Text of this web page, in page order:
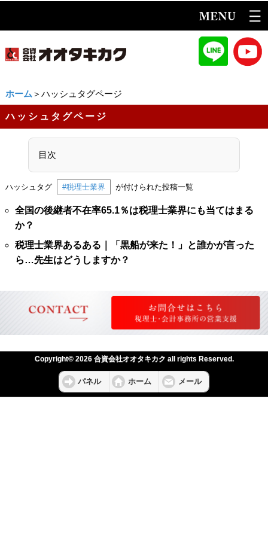
ホーム ＞ハッシュタグページ
ハッシュタグページ
目次
ハッシュタグ #税理士業界 が付けられた投稿一覧
全国の後継者不在率65.1％は税理士業界にも当てはまる
か？
税理士業界あるある｜「黒船が来た！」と誰かが言った
ら…先生はどうしますか？
Copyright© 2026 合資会社オオタキカク all rights Reserved.
パネル ホーム メール